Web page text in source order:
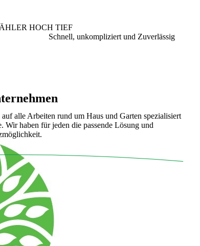
HOCH TIEF
Schnell, unkompliziert und Zuverlässig
alle Arbeiten rund um Haus und Garten spezialisiert
Wir haben für jeden die passende Lösung und